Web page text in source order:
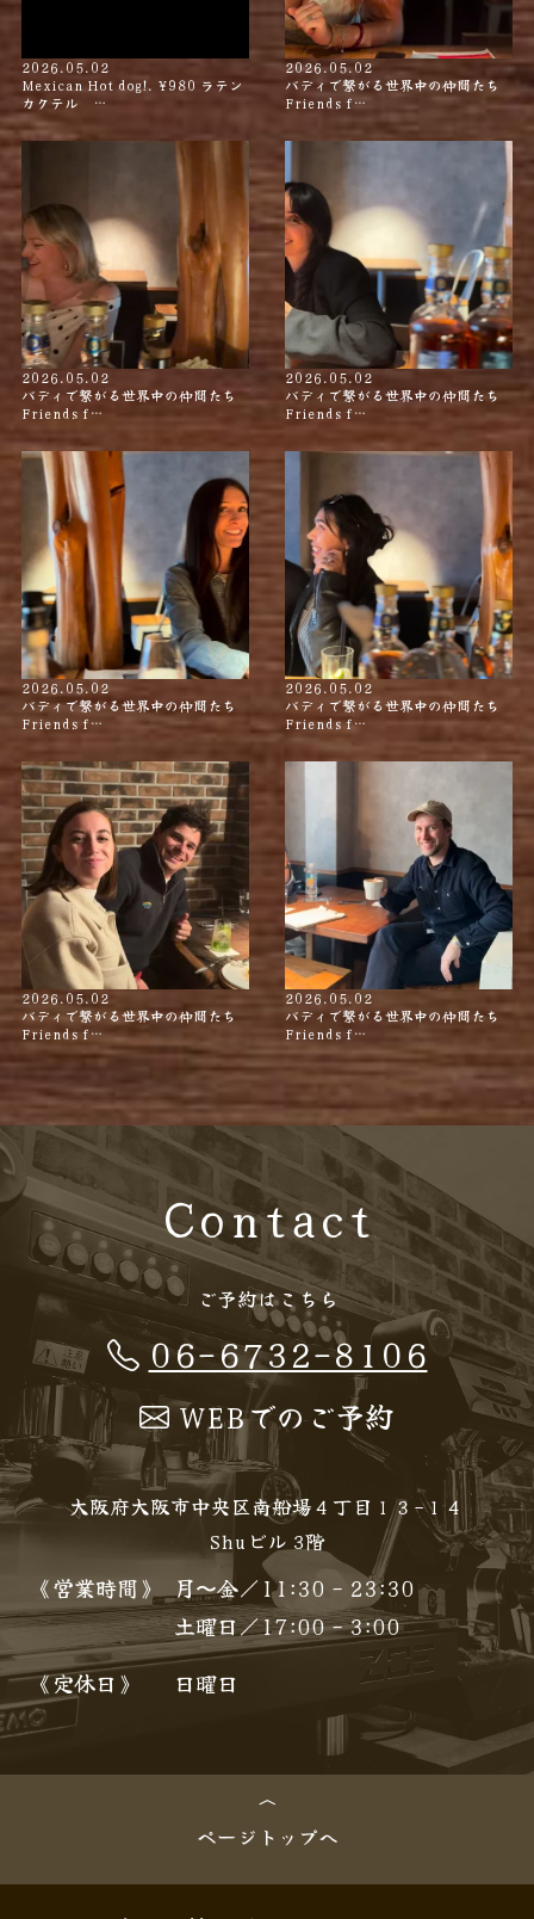
2026.05.02
Mexican Hot dog!. ¥980 ラテン
カクテル …
2026.05.02
バディで繋がる世界中の仲間たち
Friends f…
2026.05.02
バディで繋がる世界中の仲間たち
Friends f…
2026.05.02
バディで繋がる世界中の仲間たち
Friends f…
2026.05.02
バディで繋がる世界中の仲間たち
Friends f…
2026.05.02
バディで繋がる世界中の仲間たち
Friends f…
2026.05.02
バディで繋がる世界中の仲間たち
Friends f…
2026.05.02
バディで繋がる世界中の仲間たち
Friends f…
Contact
ご予約はこちら
06-6732-8106
WEBでのご予約
大阪府大阪市中央区南船場４丁目１３−１４
Shuビル 3階
《営業時間》
月〜金／11:30 - 23:30
土曜日／17:00 - 3:00
《定休日》
日曜日
ページトップへ